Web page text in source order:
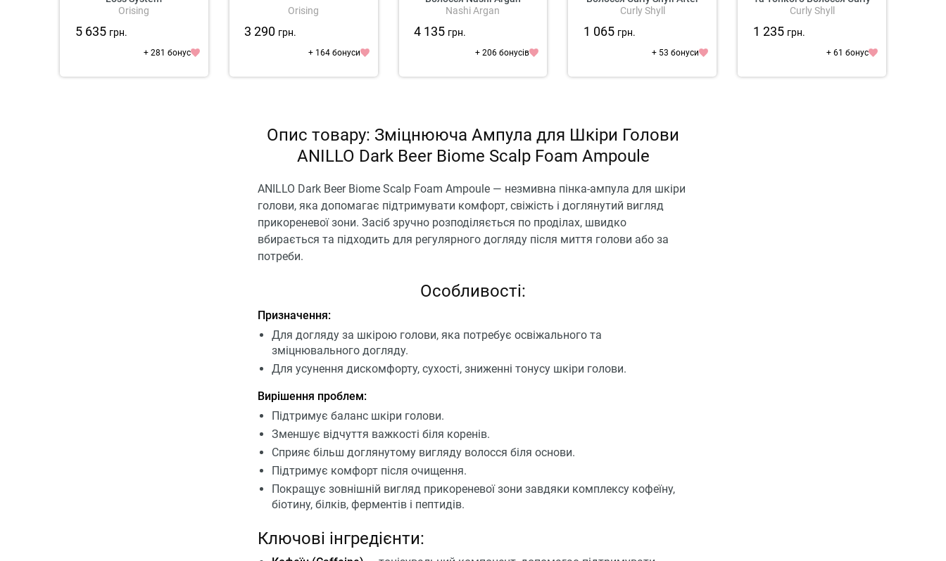
Orising
5 635 грн.
+ 281 бонус
Orising
3 290 грн.
+ 164 бонуси
Essential Energy Fortifying
Nashi Argan
4 135 грн.
+ 206 бонусів
Salon Care Repair Hair
Curly Shyll
1 065 грн.
+ 53 бонуси
Shyll Revitalizing Ampoule
Curly Shyll
1 235 грн.
+ 61 бонус
Опис товару: Зміцнююча Ампула для Шкіри Голови
ANILLO Dark Beer Biome Scalp Foam Ampoule
ANILLO Dark Beer Biome Scalp Foam Ampoule — незмивна пінка-ампула для шкіри
голови, яка допомагає підтримувати комфорт, свіжість і доглянутий вигляд
прикореневої зони. Засіб зручно розподіляється по проділах, швидко
вбирається та підходить для регулярного догляду після миття голови або за
потреби.
Особливості:
Призначення:
Для догляду за шкірою голови, яка потребує освіжального та
зміцнювального догляду.
Для усунення дискомфорту, сухості, зниженні тонусу шкіри голови.
Вирішення проблем:
Підтримує баланс шкіри голови.
Зменшує відчуття важкості біля коренів.
Сприяє більш доглянутому вигляду волосся біля основи.
Підтримує комфорт після очищення.
Покращує зовнішній вигляд прикореневої зони завдяки комплексу кофеїну,
біотину, білків, ферментів і пептидів.
Ключові інгредієнти: